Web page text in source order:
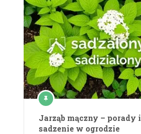
Jarząb mączny – porady i
sadzenie w ogrodzie